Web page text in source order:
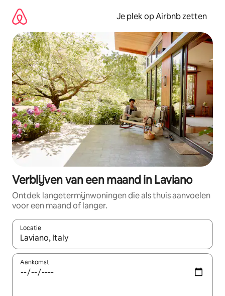
direct
naar
inhoud
Je plek op Airbnb zetten
Verblijven van een maand in Laviano
Ontdek langetermijnwoningen die als thuis aanvoelen
voor een maand of langer.
Locatie
Wanneer er resultaten beschikbaar zijn, maak je een keuze
Aankomst